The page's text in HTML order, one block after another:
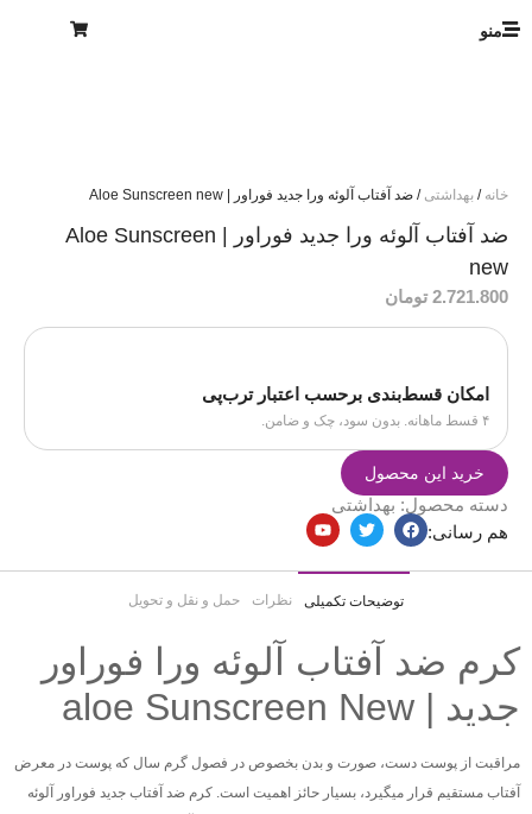
منو
خانه / بهداشتی / ضد آفتاب آلوئه ورا جدید فوراور | Aloe Sunscreen new
ضد آفتاب آلوئه ورا جدید فوراور | Aloe Sunscreen
new
2.721.800 تومان
امکان قسط‌بندی برحسب اعتبار ترب‌پی
۴ قسط ماهانه. بدون سود، چک و ضامن.
خرید این محصول
دسته محصول: بهداشتی
هم رسانی:
توضیحات تکمیلی نظرات حمل و نقل و تحویل
کرم ضد آفتاب آلوئه ورا فوراور
جدید | aloe Sunscreen New
مراقبت از پوست دست، صورت و بدن بخصوص در فصول گرم سال که پوست در معرض
آفتاب مستقیم قرار میگیرد، بسیار حائز اهمیت است. کرم ضد آفتاب جدید فوراور آلوئه